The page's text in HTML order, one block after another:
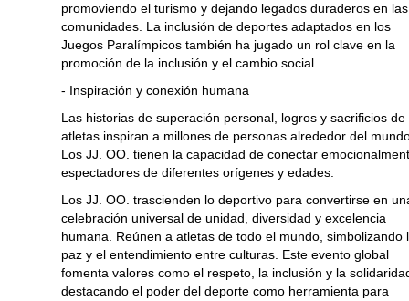
promoviendo el turismo y dejando legados duraderos en las
comunidades. La inclusión de deportes adaptados en los
Juegos Paralímpicos también ha jugado un rol clave en la
promoción de la inclusión y el cambio social.
- Inspiración y conexión humana
Las historias de superación personal, logros y sacrificios de
atletas inspiran a millones de personas alrededor del
Los JJ. OO. tienen la capacidad de conectar
espectadores de diferentes orígenes y edades.
Los JJ. OO. trascienden lo deportivo para convertirse en
celebración universal de unidad, diversidad y excelencia
humana. Reúnen a atletas de todo el mundo, simbolizando
paz y el entendimiento entre culturas. Este evento global
fomenta valores como el respeto, la inclusión y la
destacando el poder del deporte como herramienta para